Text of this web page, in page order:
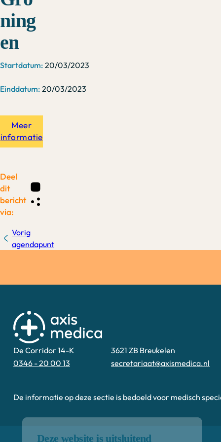
ning
en
20/03/2023
20/03/2023
Meer
informatie
Deel
dit
bericht
via:
Vorig
agendapunt
De Corridor 14-K
3621 ZB Breukelen
0346 - 20 00 13
secretariaat@axismedica.nl
De informatie op deze sectie is bedoeld voor medisch
zorgprofessionals!
dat u een zorgprofessional bent.